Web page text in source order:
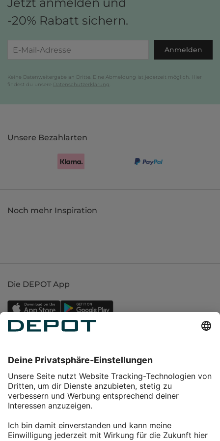
-20% Rabatt sichern.
Anmelden
Keine Datenweitergabe an Dritte. Eine Abmeldung ist jederzeit möglich. Hier
findest du unsere Datenschutzerklärung
Unsere Bezahlarten
Noch mehr Inspiration
Die DEPOT App
Service
Über DEPOT
Kontakt